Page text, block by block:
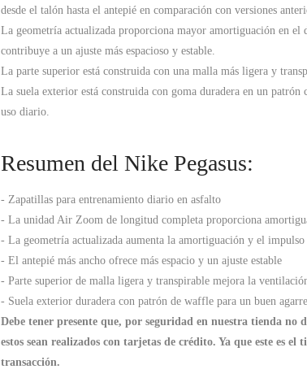
desde el talón hasta el antepié en comparación con versiones
La geometría actualizada proporciona mayor amortiguación en el
contribuye a un ajuste más espacioso y estable.
La parte superior está construida con una malla más ligera y
La suela exterior está construida con goma duradera en un
uso diario.
Resumen del Nike Pegasus:
- Zapatillas para entrenamiento diario en asfalto
- La unidad Air Zoom de longitud completa proporciona
- La geometría actualizada aumenta la amortiguación y el impulso
- El antepié más ancho ofrece más espacio y un ajuste estable
- Parte superior de malla ligera y transpirable mejora la
- Suela exterior duradera con patrón de waffle para un buen agarre
Debe tener presente que, por seguridad en nuestra tienda no
estos sean realizados con tarjetas de crédito. Ya que este es
transacción.